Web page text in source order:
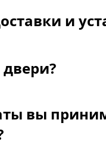
и
двери?
вы